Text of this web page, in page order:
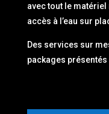
avec tout le matériel
accès à l’eau sur
Des services sur
packages